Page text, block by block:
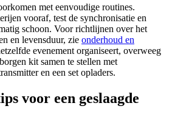
met eenvoudige routines.
vooraf, test de synchronisatie en
schoon. Voor richtlijnen over het
en levensduur, zie onderhoud en
evenement organiseert, overweeg
kit samen te stellen met
en een set opladers.
voor een geslaagde